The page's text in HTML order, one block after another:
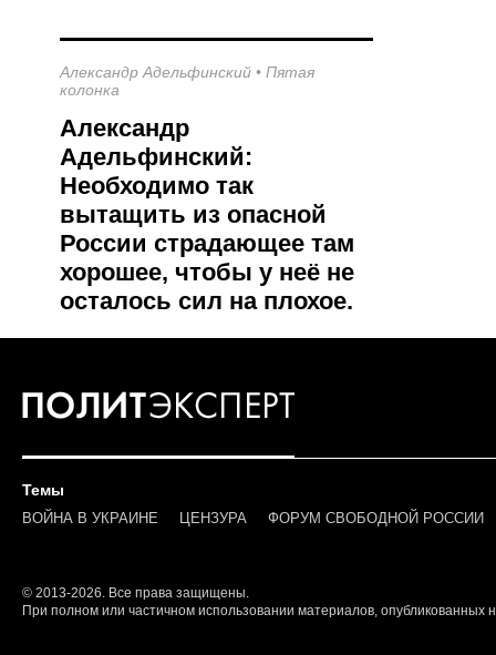
Александр Адельфинский • Пятая
колонка
Александр
Адельфинский:
Необходимо так
вытащить из опасной
России страдающее там
хорошее, чтобы у неё не
осталось сил на плохое.
Темы
ВОЙНА В УКРАИНЕ ЦЕНЗУРА ФОРУМ СВОБОДНОЙ РОССИИ
© 2013-2026. Все права защищены.
При полном или частичном использовании материалов, опубликованных